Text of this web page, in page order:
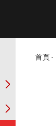
首頁